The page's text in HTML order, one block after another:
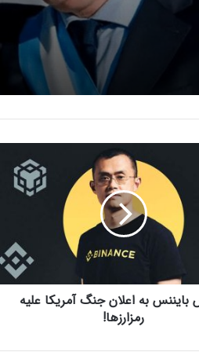
بایننس به اعلان جنگ آمریکا علیه
رمزارزها!